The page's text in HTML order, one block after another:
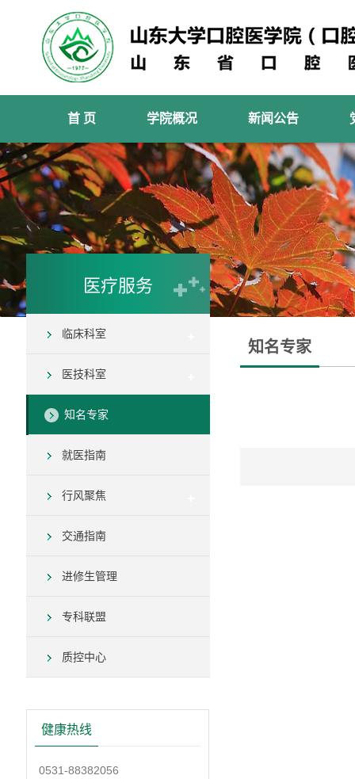
首 页 学院概况 新闻公告
医疗服务
临床科室
医技科室
知名专家
就医指南
行风聚焦
交通指南
进修生管理
专科联盟
质控中心
健康热线
0531-88382056
知名专家